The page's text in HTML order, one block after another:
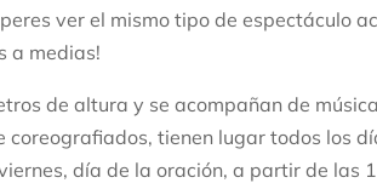
ver el mismo tipo de espectáculo
a medias!
de altura y se acompañan de
tienen lugar todos los
día de la oración, a partir de las